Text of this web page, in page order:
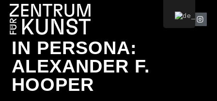
IN PERSONA:
ALEXANDER F.
HOOPER